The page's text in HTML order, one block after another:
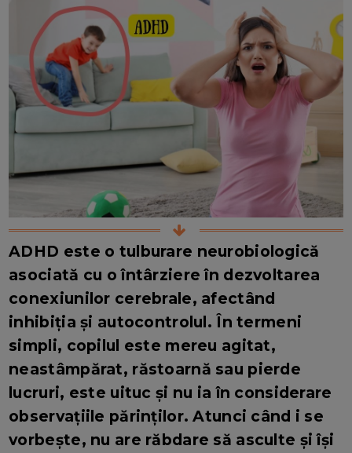
ADHD este o tulburare neurobiologică
asociată cu o întârziere în dezvoltarea
conexiunilor cerebrale, afectând
inhibiția și autocontrolul. În termeni
simpli, copilul este mereu agitat,
neastâmpărat, răstoarnă sau pierde
lucruri, este uituc și nu ia în considerare
observațiile părinților. Atunci când i se
vorbește, nu are răbdare să asculte și își